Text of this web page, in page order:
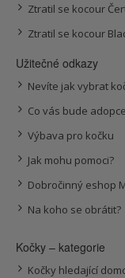
Ztratil se kocour
Ztratil se kocour
Užitečné odkazy
Nevíte jak vybrat
Co vás bude
Výbava pro kočku
Jak mohu pomoci?
Dobročinný eshop
Na koho se obrátit?
Kočky – kategorie
Kočky hledající